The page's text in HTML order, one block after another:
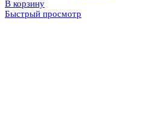
В корзину
Быстрый просмотр